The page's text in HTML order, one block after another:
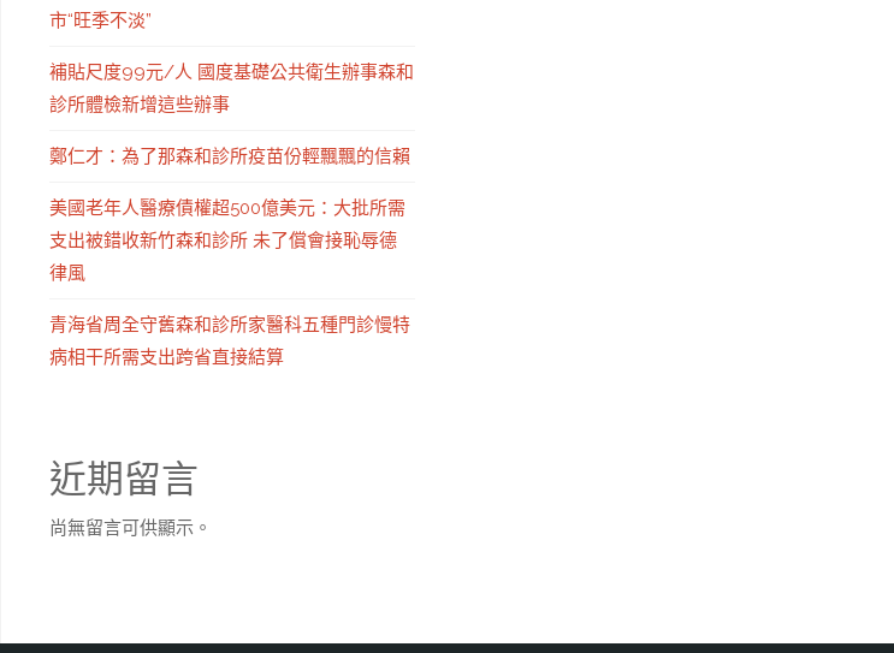
市“旺季不淡”
補貼尺度99元/人 國度基礎公共衛生辦事森和
診所體檢新增這些辦事
鄭仁才：為了那森和診所疫苗份輕飄飄的信賴
美國老年人醫療債權超500億美元：大批所需
支出被錯收新竹森和診所 未了償會接恥辱德
律風
青海省周全守舊森和診所家醫科五種門診慢特
病相干所需支出跨省直接結算
近期留言
尚無留言可供顯示。